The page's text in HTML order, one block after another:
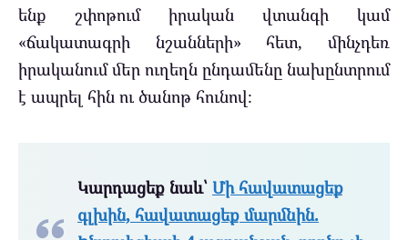
ենք շփոթում իրական վտանգի կամ
«ճակատագրի նշանների» հետ, մինչդեռ
իրականում մեր ուղեղն ընդամենը նախընտրում
է ապրել հին ու ծանոթ հունով։
Կարդացեք նաև՝ Մի հավատացեք
գլխին, հավատացեք մարմնին.